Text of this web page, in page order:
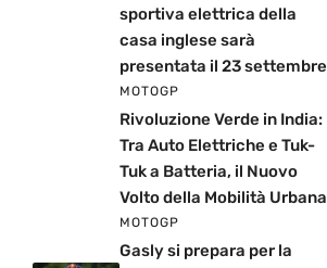
sportiva elettrica della
casa inglese sarà
presentata il 23 settembre
MOTOGP
Rivoluzione Verde in India:
Tra Auto Elettriche e Tuk-
Tuk a Batteria, il Nuovo
Volto della Mobilità Urbana
MOTOGP
Gasly si prepara per la